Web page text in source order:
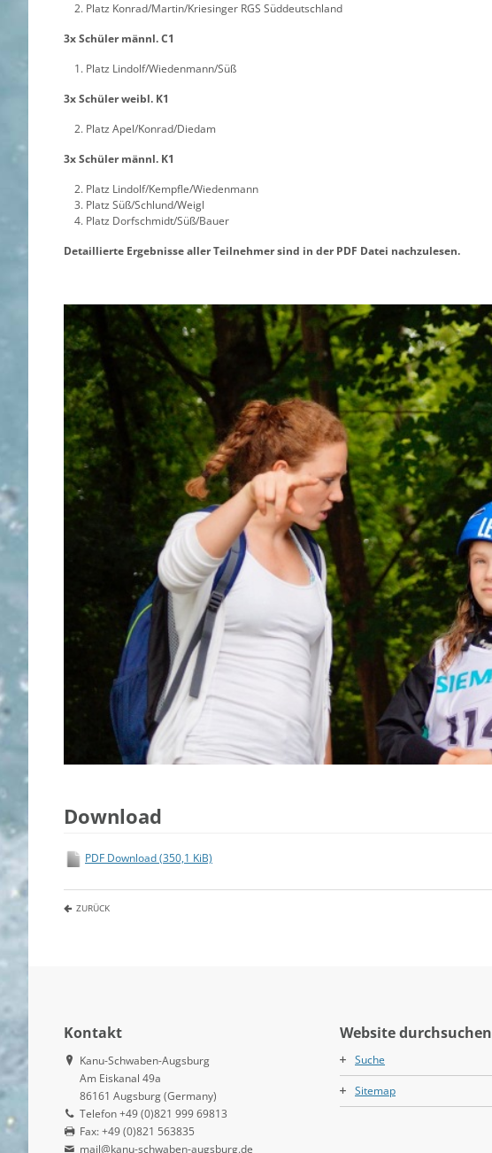
Platz Konrad/Martin/Kriesinger RGS Süddeutschland
3x Schüler männl. C1
Platz Lindolf/Wiedenmann/Süß
3x Schüler weibl. K1
Platz Apel/Konrad/Diedam
3x Schüler männl. K1
Platz Lindolf/Kempfle/Wiedenmann
Platz Süß/Schlund/Weigl
Platz Dorfschmidt/Süß/Bauer
Detaillierte Ergebnisse aller Teilnehmer sind in der PDF Datei nachzulesen.
Download
PDF Download(350,1 KiB)
ZURÜCK
Kontakt
Kanu-Schwaben-Augsburg
Am Eiskanal 49a
86161 Augsburg (Germany)
Telefon +49 (0)821 999 69813
Fax: +49 (0)821 563835
mail@kanu-schwaben-augsburg.de
Website durchsuchen
Suche
Sitemap